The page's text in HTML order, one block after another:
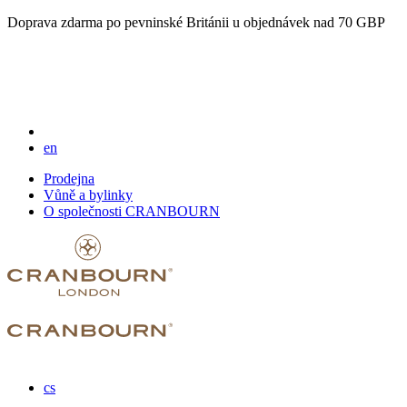
Doprava zdarma po pevninské Británii u objednávek nad 70 GBP
en
Prodejna
Vůně a bylinky
O společnosti CRANBOURN
cs